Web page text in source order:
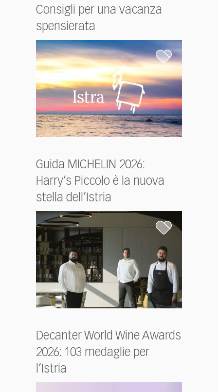
Consigli per una vacanza
spensierata
Guida MICHELIN 2026:
Harry’s Piccolo è la nuova
stella dell’Istria
Decanter World Wine Awards
2026: 103 medaglie per
l’Istria